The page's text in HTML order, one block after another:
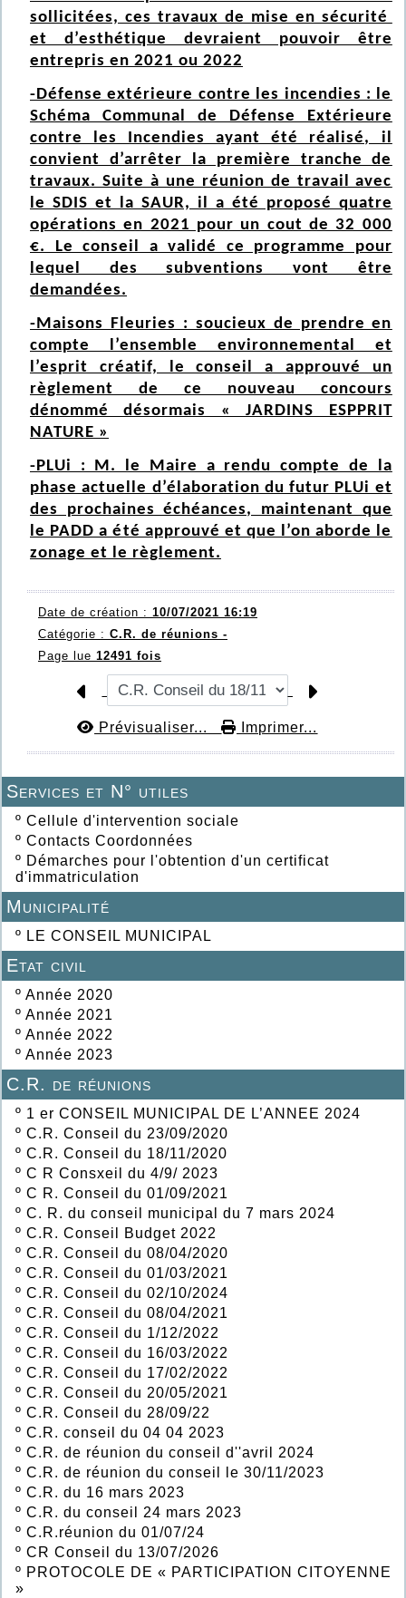
Services et N° utiles
º Cellule d'intervention sociale
º Contacts Coordonnées
º Démarches pour l'obtention d'un certificat
d'immatriculation
Municipalité
º LE CONSEIL MUNICIPAL
Etat civil
º Année 2020
º Année 2021
º Année 2022
º Année 2023
C.R. de réunions
º 1 er CONSEIL MUNICIPAL DE L’ANNEE 2024
º C.R. Conseil du 23/09/2020
º C.R. Conseil du 18/11/2020
º C R Consxeil du 4/9/ 2023
º C R. Conseil du 01/09/2021
º C. R. du conseil municipal du 7 mars 2024
º C.R. Conseil Budget 2022
º C.R. Conseil du 08/04/2020
º C.R. Conseil du 01/03/2021
º C.R. Conseil du 02/10/2024
º C.R. Conseil du 08/04/2021
º C.R. Conseil du 1/12/2022
º C.R. Conseil du 16/03/2022
º C.R. Conseil du 17/02/2022
º C.R. Conseil du 20/05/2021
º C.R. Conseil du 28/09/22
º C.R. conseil du 04 04 2023
º C.R. de réunion du conseil d''avril 2024
º C.R. de réunion du conseil le 30/11/2023
º C.R. du 16 mars 2023
º C.R. du conseil 24 mars 2023
º C.R.réunion du 01/07/24
º CR Conseil du 13/07/2026
º PROTOCOLE DE « PARTICIPATION CITOYENNE
»
sollicitées, ces travaux de mise en sécurité
et d’esthétique devraient pouvoir être
entrepris en 2021 ou 2022
-Défense extérieure contre les incendies : le
Schéma Communal de Défense Extérieure
contre les Incendies ayant été réalisé, il
convient d’arrêter la première tranche de
travaux. Suite à une réunion de travail avec
le SDIS et la SAUR, il a été proposé quatre
opérations en 2021 pour un cout de 32 000
€. Le conseil a validé ce programme pour
lequel des subventions vont être
demandées.
-Maisons Fleuries : soucieux de prendre en
compte l’ensemble environnemental et
l’esprit créatif, le conseil a approuvé un
règlement de ce nouveau concours
dénommé désormais « JARDINS ESPPRIT
NATURE »
-PLUi : M. le Maire a rendu compte de la
phase actuelle d’élaboration du futur PLUi et
des prochaines échéances, maintenant que
le PADD a été approuvé et que l’on aborde le
zonage et le règlement.
Date de création : 10/07/2021 16:19
Catégorie : C.R. de réunions -
Page lue 12491 fois
Prévisualiser... Imprimer...